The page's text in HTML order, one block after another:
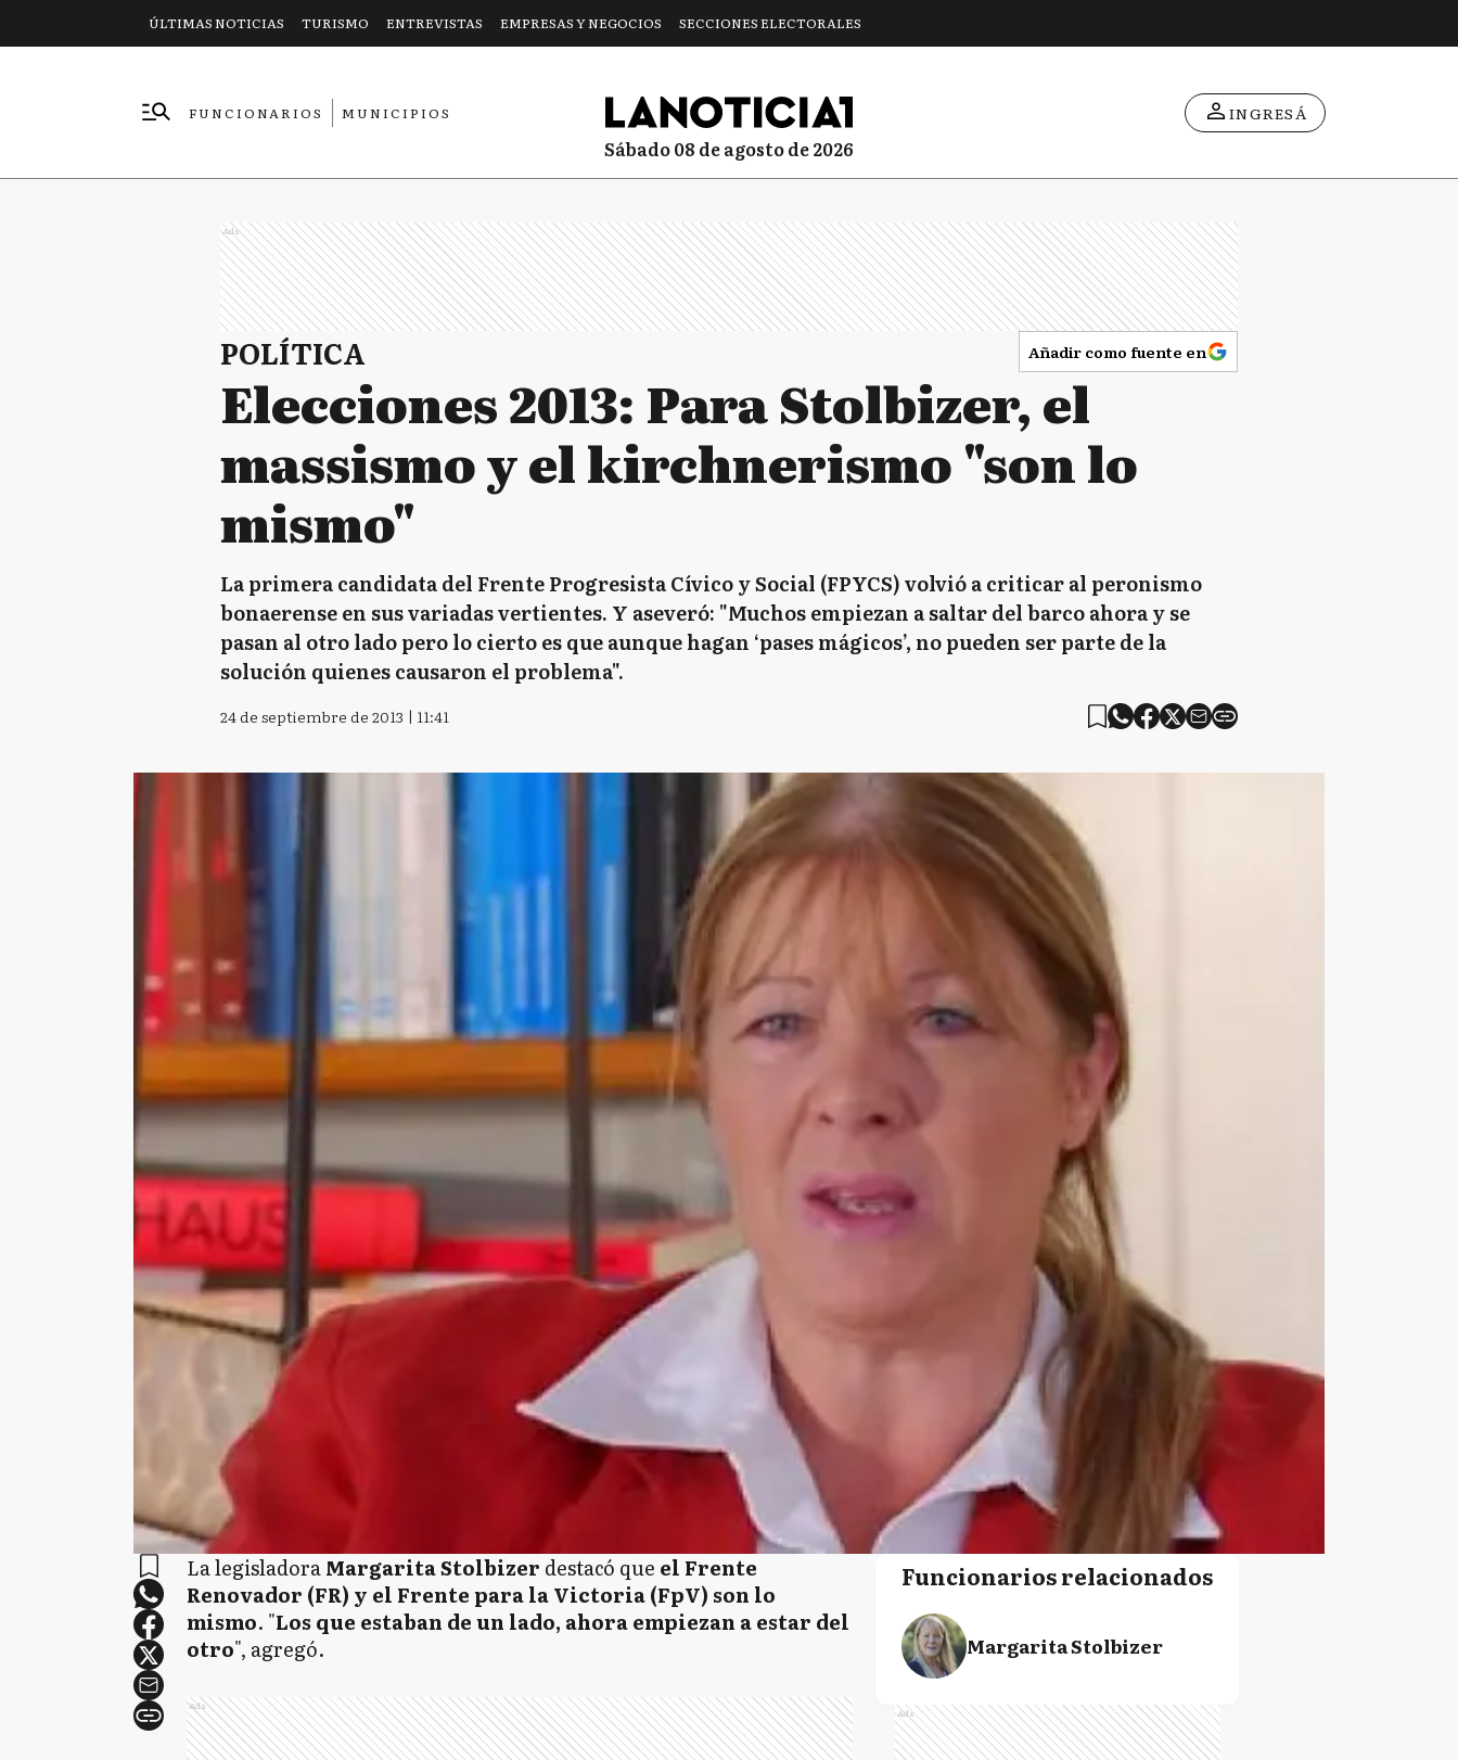
ÚLTIMAS NOTICIAS TURISMO ENTREVISTAS EMPRESAS Y NEGOCIOS SECCIONES ELECTORALES
FUNCIONARIOS
MUNICIPIOS
sábado 08 de agosto de 2026
INGRESÁ
Ads
POLÍTICA Añadir como fuente en
Elecciones 2013: Para Stolbizer, el
massismo y el kirchnerismo "son lo
mismo"
La primera candidata del Frente Progresista Cívico y Social (FPYCS) volvió a criticar al peronismo
bonaerense en sus variadas vertientes. Y aseveró: "Muchos empiezan a saltar del barco ahora y se
pasan al otro lado pero lo cierto es que aunque hagan ‘pases mágicos’, no pueden ser parte de la
solución quienes causaron el problema".
24 de septiembre de 2013 | 11:41
La legisladoraMargarita Stolbizer destacó que el Frente
Renovador (FR) y el Frente para la Victoria (FpV) son lo
mismo. "Los que estaban de un lado, ahora empiezan a estar del
otro", agregó.
Ads
Funcionarios relacionados
Margarita Stolbizer
Ads